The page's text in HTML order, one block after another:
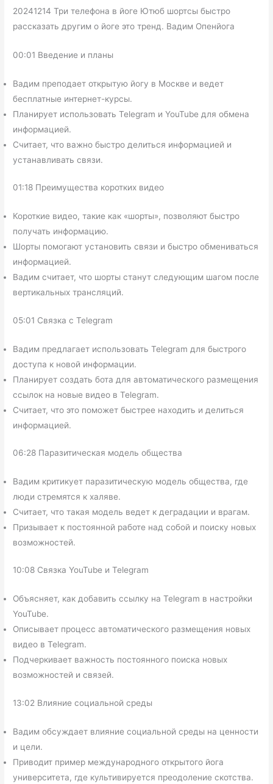
20241214 Три телефона в йоге Ютюб шортсы быстро
рассказать другим о йоге это тренд. Вадим Опенйога
00:01 Введение и планы
Вадим преподает открытую йогу в Москве и ведет
бесплатные интернет-курсы.
Планирует использовать Telegram и YouTube для обмена
информацией.
Считает, что важно быстро делиться информацией и
устанавливать связи.
01:18 Преимущества коротких видео
Короткие видео, такие как «шорты», позволяют быстро
получать информацию.
Шорты помогают установить связи и быстро обмениваться
информацией.
Вадим считает, что шорты станут следующим шагом после
вертикальных трансляций.
05:01 Связка с Telegram
Вадим предлагает использовать Telegram для быстрого
доступа к новой информации.
Планирует создать бота для автоматического размещения
ссылок на новые видео в Telegram.
Считает, что это поможет быстрее находить и делиться
информацией.
06:28 Паразитическая модель общества
Вадим критикует паразитическую модель общества, где
люди стремятся к халяве.
Считает, что такая модель ведет к деградации и врагам.
Призывает к постоянной работе над собой и поиску новых
возможностей.
10:08 Связка YouTube и Telegram
Объясняет, как добавить ссылку на Telegram в настройки
YouTube.
Описывает процесс автоматического размещения новых
видео в Telegram.
Подчеркивает важность постоянного поиска новых
возможностей и связей.
13:02 Влияние социальной среды
Вадим обсуждает влияние социальной среды на ценности
и цели.
Приводит пример международного открытого йога
университета, где культивируется преодоление скотства.